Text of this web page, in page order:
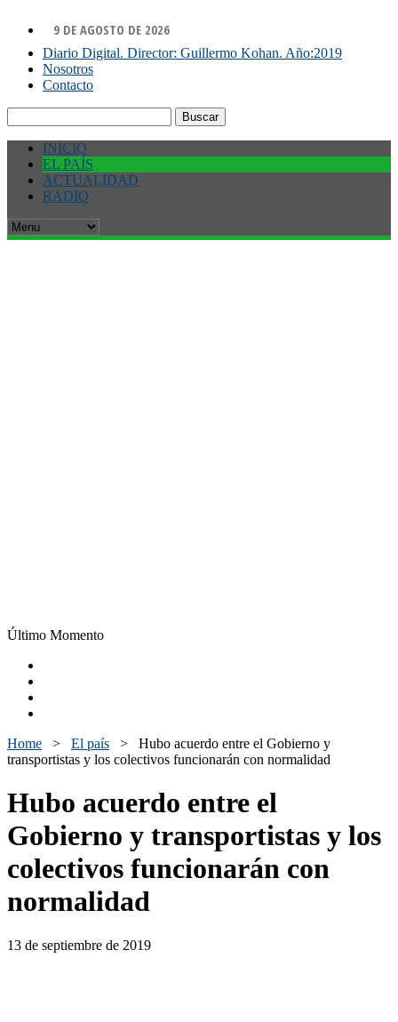
9 DE AGOSTO DE 2026
Diario Digital. Director: Guillermo Kohan. Año:2019
Nosotros
Contacto
INICIO
EL PAÍS
ACTUALIDAD
RADIO
Último Momento
Home > El país > Hubo acuerdo entre el Gobierno y
transportistas y los colectivos funcionarán con normalidad
Hubo acuerdo entre el
Gobierno y transportistas y los
colectivos funcionarán con
normalidad
13 de septiembre de 2019